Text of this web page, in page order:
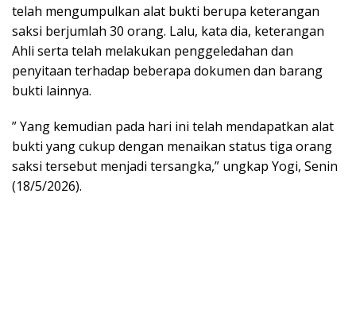
telah mengumpulkan alat bukti berupa keterangan
saksi berjumlah 30 orang. Lalu, kata dia, keterangan
Ahli serta telah melakukan penggeledahan dan
penyitaan terhadap beberapa dokumen dan barang
bukti lainnya.
” Yang kemudian pada hari ini telah mendapatkan alat
bukti yang cukup dengan menaikan status tiga orang
saksi tersebut menjadi tersangka,” ungkap Yogi, Senin
(18/5/2026).